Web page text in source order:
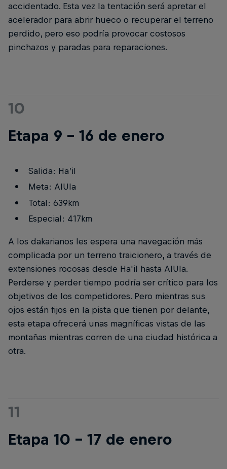
accidentado. Esta vez la tentación será apretar el
acelerador para abrir hueco o recuperar el terreno
perdido, pero eso podría provocar costosos
pinchazos y paradas para reparaciones.
10
Etapa 9 - 16 de enero
Salida: Ha’il
Meta: AlUla
Total: 639km
Especial: 417km
A los dakarianos les espera una navegación más
complicada por un terreno traicionero, a través de
extensiones rocosas desde Ha'il hasta AlUla.
Perderse y perder tiempo podría ser crítico para los
objetivos de los competidores. Pero mientras sus
ojos están fijos en la pista que tienen por delante,
esta etapa ofrecerá unas magníficas vistas de las
montañas mientras corren de una ciudad histórica a
otra.
11
Etapa 10 - 17 de enero